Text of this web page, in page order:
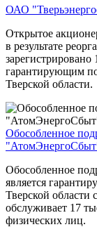
ОАО
Открытое
в результате
зарегистрировано
гарантирующим
Тверской области.
Обособленное
Обособленное
является
Тверской области
обслуживает 17
физических лиц.